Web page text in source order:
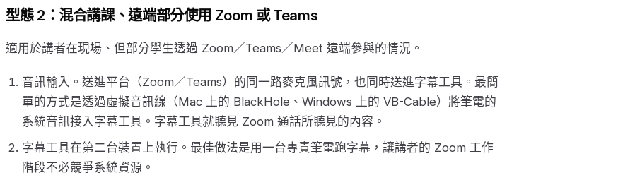
型態 2：混合講課、遠端部分使用 Zoom 或 Teams
適用於講者在現場、但部分學生透過 Zoom／Teams／Meet 遠端參與的情況。
音訊輸入。送進平台（Zoom／Teams）的同一路麥克風訊號，也同時送進字幕工具。最簡
單的方式是透過虛擬音訊線（Mac 上的 BlackHole、Windows 上的 VB-Cable）將筆電的
系統音訊接入字幕工具。字幕工具就聽見 Zoom 通話所聽見的內容。
字幕工具在第二台裝置上執行。最佳做法是用一台專責筆電跑字幕，讓講者的 Zoom 工作
階段不必競爭系統資源。